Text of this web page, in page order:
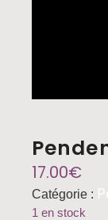
17.00€
Catégorie :
1 en stock